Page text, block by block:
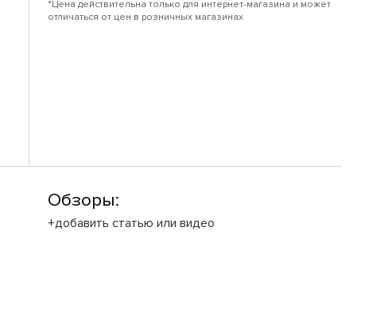
*Цена действительна только для интернет-магазина и может
отличаться от цен в розничных магазинах
Обзоры:
+добавить статью или видео